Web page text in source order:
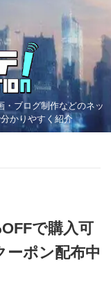
ブログ制作などのネッ
かりやすく紹介
で購入可
ーポン配布中